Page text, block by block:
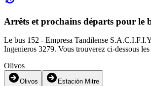
Arrêts et prochains départs pour le
Le bus 152 - Empresa Tandilense
Ingenieros 3279. Vous trouverez ci-dessous
Olivos
Olivos Estación Mitre